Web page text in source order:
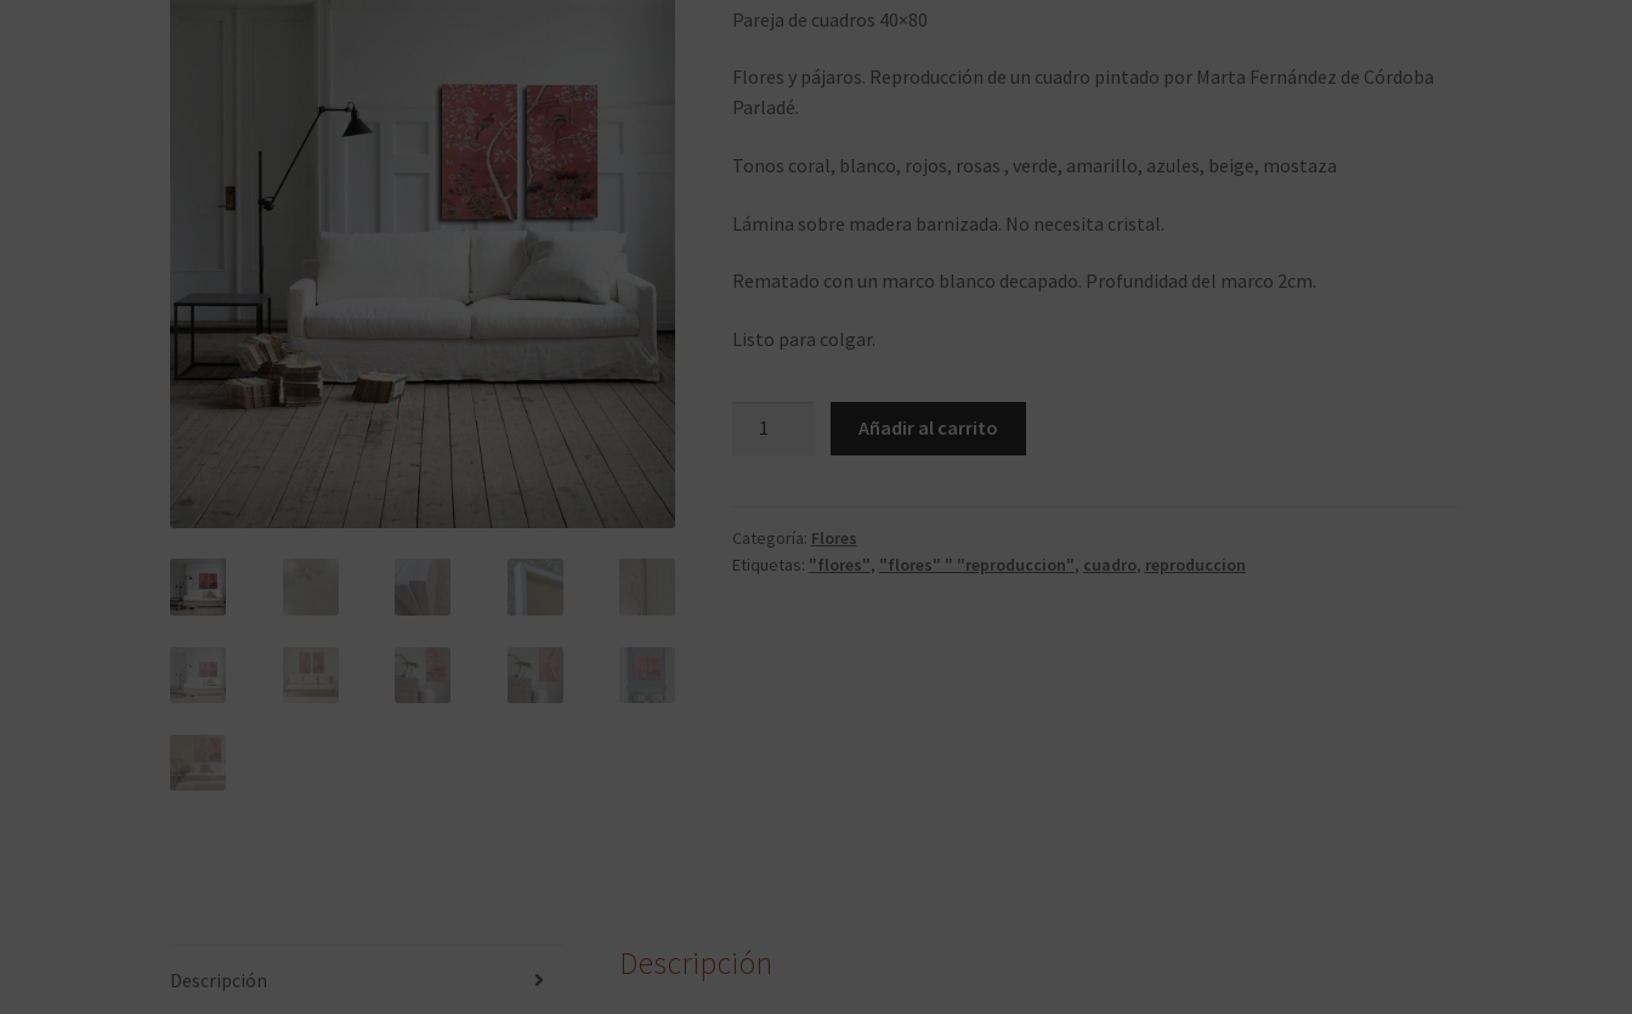
Pareja de cuadros 40×80
Flores y pájaros. Reproducción de un cuadro pintado por Marta Fernández de Córdoba
Parladé.
Tonos coral, blanco, rojos, rosas , verde, amarillo, azules, beige, mostaza
Lámina sobre madera barnizada. No necesita cristal.
Rematado con un marco blanco decapado. Profundidad del marco 2cm.
Listo para colgar.
Añadir al carrito
Categoría: Flores
Etiquetas: "flores", "flores" " "reproduccion", cuadro, reproduccion
Descripción Descripción